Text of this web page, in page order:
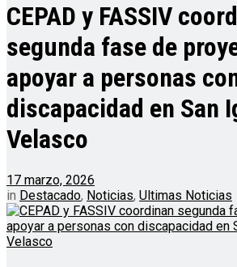
CEPAD y FASSIV
segunda fase de
apoyar a personas
discapacidad en San
Velasco
17 marzo, 2026
in Destacado, Noticias, Ultimas Noticias